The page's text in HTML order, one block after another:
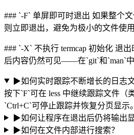
### `-F` 单屏即可时退出 如果整个
则立即退出，避免为极小的文件使
### `-X` 不执行 termcap 初始化 退
后内容仍然可见——在`git`和`man`中
▶如何实时跟踪不断增长的日志文
按下`F`可在 less 中继续跟踪文件（
`Ctrl+C`可停止跟踪并恢复分页显示。
▶如何让程序在退出后仍将输出
▶如何在文件内部进行搜索？